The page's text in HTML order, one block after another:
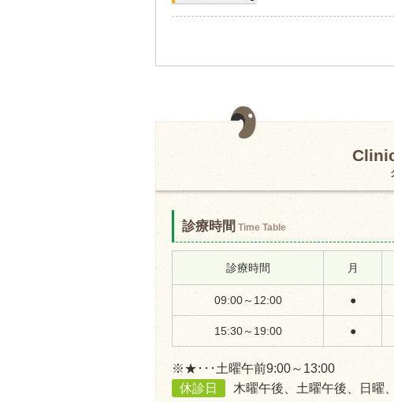
診療時間 Time Table
診療時間 月
09:00～12:00 ●
15:30～19:00 ●
※★･･･土曜午前9:00～13:00
休診日
木曜午後、土曜午後、日曜